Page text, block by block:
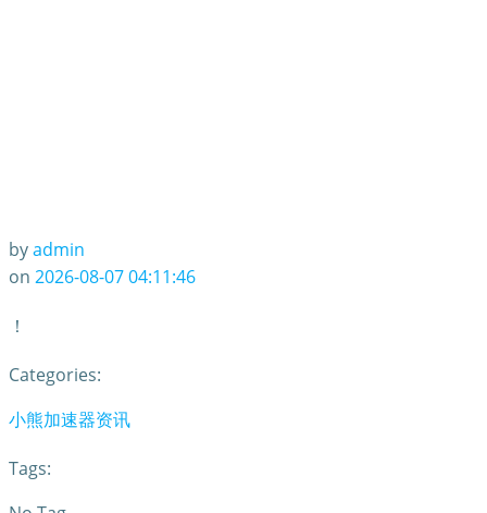
byadmin
on 2026-08-07 04:11:46
！
Categories:
小熊加速器资讯
Tags: